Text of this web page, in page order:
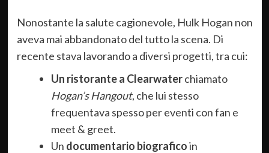
Nonostante la salute cagionevole, Hulk Hogan non
aveva mai abbandonato del tutto la scena. Di
recente stava lavorando a diversi progetti, tra cui:
Un ristorante a Clearwaterchiamato
Hogan’s Hangout, che lui stesso
frequentava spesso per eventi con fan e
meet & greet.
Un documentario biograficoin